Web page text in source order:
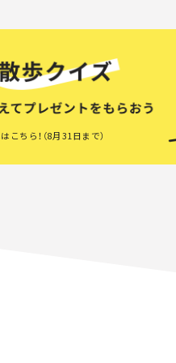
こちら！（8月31日まで）